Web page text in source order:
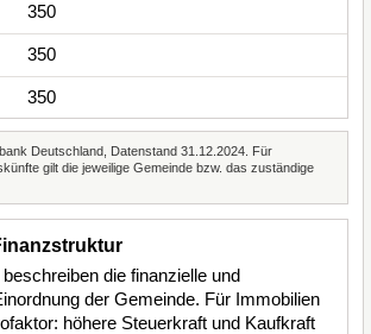
350
350
350
Deutschland, Datenstand 31.12.2024. Für
gilt die jeweilige Gemeinde bzw. das zuständige
die finanzielle und
der Gemeinde. Für Immobilien
höhere Steuerkraft und Kaufkraft